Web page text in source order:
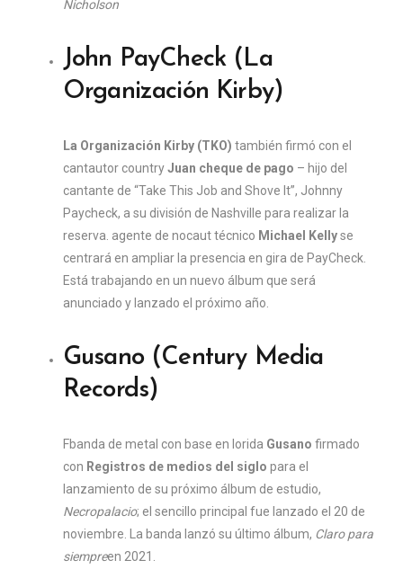
Nicholson
John PayCheck (La
Organización Kirby)
La Organización Kirby (TKO) también firmó con el
cantautor countryJuan cheque de pago – hijo del
cantante de “Take This Job and Shove It”, Johnny
Paycheck, a su división de Nashville para realizar la
reserva. agente de nocaut técnico Michael Kellyse
centrará en ampliar la presencia en gira de PayCheck.
Está trabajando en un nuevo álbum que será
anunciado y lanzado el próximo año.
Gusano (Century Media
Records)
Fbanda de metal con base en lorida Gusano firmado
con Registros de medios del siglo para el
lanzamiento de su próximo álbum de estudio,
Necropalacio; el sencillo principal fue lanzado el 20 de
noviembre. La banda lanzó su último álbum, Claro para
siempreen 2021.